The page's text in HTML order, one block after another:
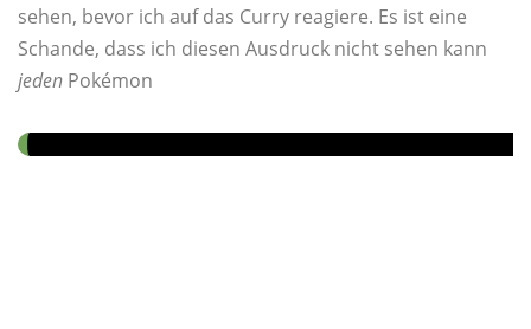
sehen, bevor ich auf das Curry reagiere. Es ist eine
Schande, dass ich diesen Ausdruck nicht sehen kann
jeden Pokémon